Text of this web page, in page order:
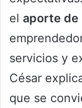
el aporte de
servicios y
César
que se